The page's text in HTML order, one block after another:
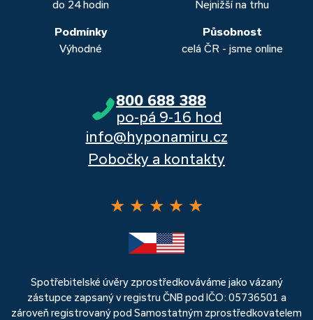
do 24 hodin
Nejnižší na trhu
Podmínky
Výhodné
Působnost
celá ČR - jsme online
800 688 388
po-pá 9-16 hod
info@hyponamiru.cz
Pobočky a kontakty
★ ★ ★ ★ ★
Spotřebitelské úvěry zprostředkováváme jako vázaný
zástupce zapsaný v registru ČNB pod IČO: 05736501 a
zároveň registrovaný pod Samostatným zprostředkovatelem